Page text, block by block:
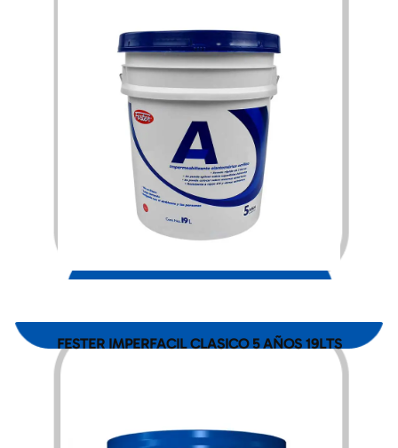
FESTER IMPERFACIL CLASICO 5 AÑOS 19LTS